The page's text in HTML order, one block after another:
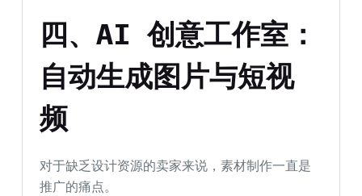
四、AI 创意工作室：
自动生成图片与短视
频
对于缺乏设计资源的卖家来说，素材制作一直是
推广的痛点。